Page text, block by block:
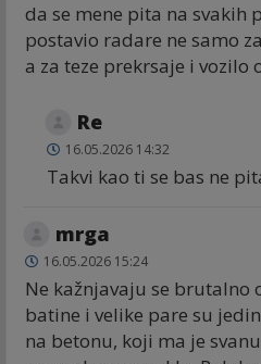
da se mene pita na svakih
postavio radare ne samo
a za teze prekrsaje i vozilo
Re
16.05.2026 14:32
Takvi kao ti se bas ne
mrga
16.05.2026 15:24
Ne kažnjavaju se brutalno
batine i velike pare su
na betonu, koji ma je